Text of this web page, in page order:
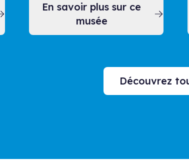
En savoir plus sur ce
musée
Découvrez